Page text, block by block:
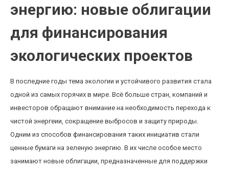
энергию: новые облигации
для финансирования
экологических проектов
В последние годы тема экологии и устойчивого развития стала
одной из самых горячих в мире. Всё больше стран, компаний и
инвесторов обращают внимание на необходимость перехода к
чистой энергеии, сокращение выбросов и защиту природы.
Одним из способов финансирования таких инициатив стали
ценные бумаги на зеленую энергию. В их числе особое место
занимают новые облигации, предназначенные для поддержки